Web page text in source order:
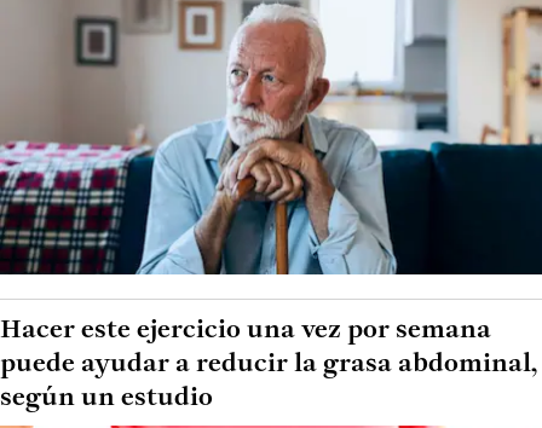
Hacer este ejercicio una vez por semana
puede ayudar a reducir la grasa abdominal,
según un estudio